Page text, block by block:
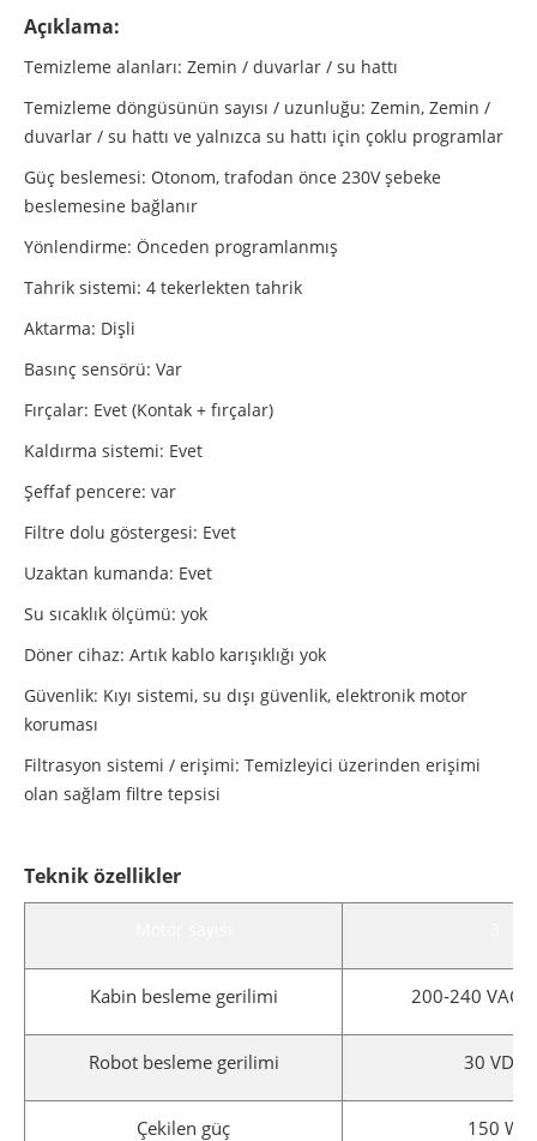
Açıklama:
Temizleme alanları: Zemin / duvarlar / su hattı
Temizleme döngüsünün sayısı / uzunluğu: Zemin, Zemin /
duvarlar / su hattı ve yalnızca su hattı için çoklu programlar
Güç beslemesi: Otonom, trafodan önce 230V şebeke
beslemesine bağlanır
Yönlendirme: Önceden programlanmış
Tahrik sistemi: 4 tekerlekten tahrik
Aktarma: Dişli
Basınç sensörü: Var
Fırçalar: Evet (Kontak + fırçalar)
Kaldırma sistemi: Evet
Şeffaf pencere: var
Filtre dolu göstergesi: Evet
Uzaktan kumanda: Evet
Su sıcaklık ölçümü: yok
Döner cihaz: Artık kablo karışıklığı yok
Güvenlik: Kıyı sistemi, su dışı güvenlik, elektronik motor
koruması
Filtrasyon sistemi / erişimi: Temizleyici üzerinden erişimi
olan sağlam filtre tepsisi
Teknik özellikler
Kabin besleme gerilimi 200-240 VAC;
Robot besleme gerilimi 30 VDC
Çekilen güç 150 W